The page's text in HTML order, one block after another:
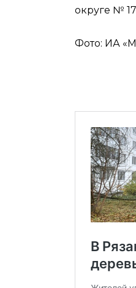
округе №
Фото: ИА